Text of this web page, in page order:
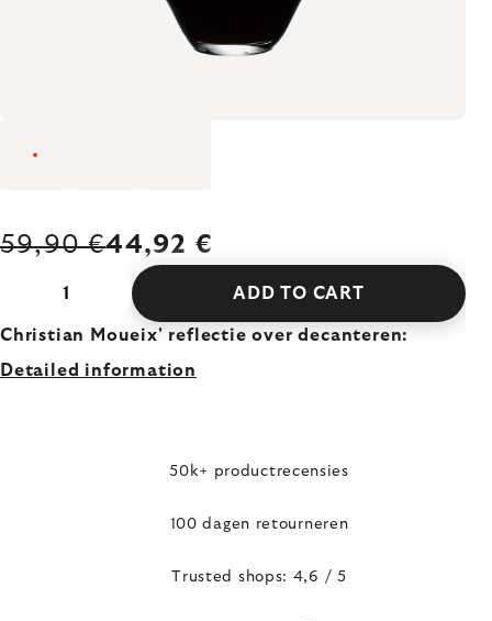
59,90 €44,92 €
ADD TO CART
Christian Moueix' reflectie over decanteren:
Detailed information
50k+ productrecensies
100 dagen retourneren
Trusted shops: 4,6 / 5